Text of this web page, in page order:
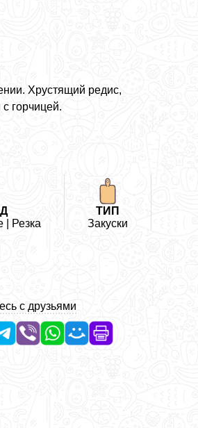
Хрустящий редис,
горчицей.
Резка
ТИП
Закуски
с друзьями